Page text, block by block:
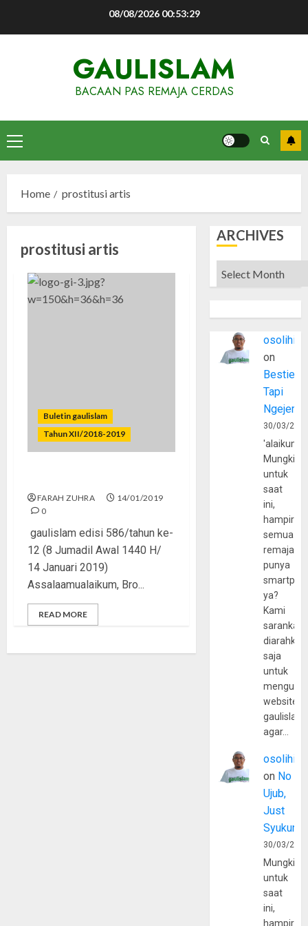
08/08/2026 00:53:29
GAULISLAM
BACAAN PAS REMAJA CERDAS
Primary
Menu
Home prostitusi artis
prostitusi artis
Buletin gaulislam
Tahun XII/2018-2019
FARAH ZUHRA
14/01/2019
0
gaulislam edisi 586/tahun ke-
12 (8 Jumadil Awal 1440 H/
14 Januari 2019)
Assalaamualaikum, Bro...
READ MORE
ARCHIVES
Archives
osolihin
on
Bestie
Tapi
30/03/
Mungkin
untuk
saat
ini,
hampir
semua
remaja
punya
ya?
Kami
sarankan,
diarahkan
saja
untuk
website
agar…
osolihin
on No
Ujub,
Just
Syukur
30/03/
Mungkin
untuk
saat
ini,
hampir